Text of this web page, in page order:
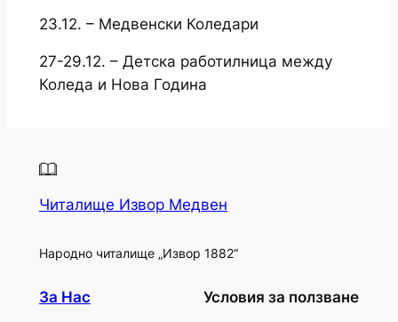
23.12. – Медвенски Коледари
27-29.12. – Детска работилница между
Коледа и Нова Година
Читалище Извор Медвен
Народно читалище „Извор 1882“
За Нас Условия за ползване